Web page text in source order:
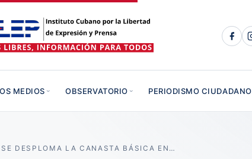
MEDIOS OBSERVATORIO PERIODISMO CIUDADANO
SE DESPLOMA LA CANASTA BÁSICA EN…